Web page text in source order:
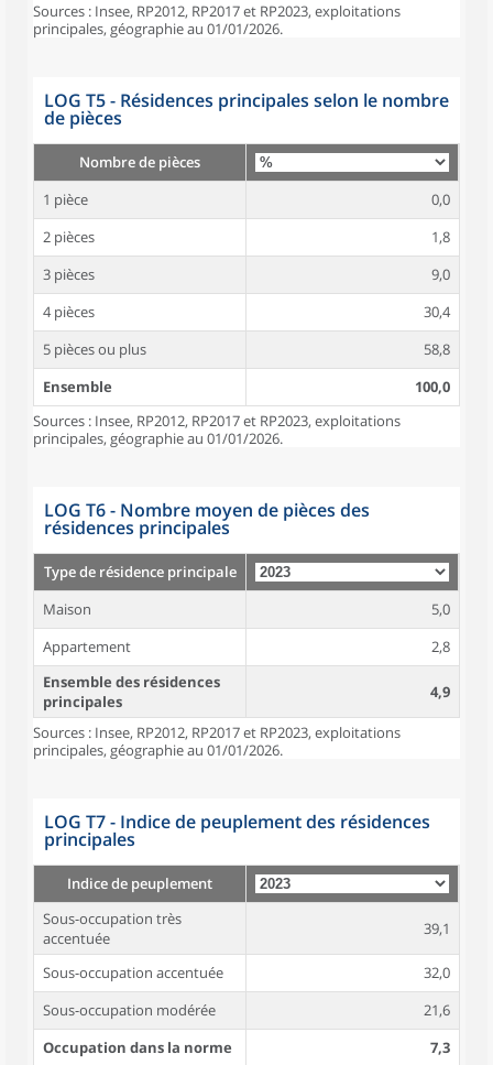
Sources : Insee, RP2012, RP2017 et RP2023, exploitations
principales, géographie au 01/01/2026.
LOG T5 - Résidences principales selon le nombre
de pièces
Nombre de pièces
1 pièce
0,0
2 pièces
1,8
3 pièces
9,0
4 pièces
30,4
5 pièces ou plus
58,8
Ensemble
100,0
Sources : Insee, RP2012, RP2017 et RP2023, exploitations
principales, géographie au 01/01/2026.
LOG T6 - Nombre moyen de pièces des
résidences principales
Type de résidence principale
Maison
5,0
Appartement
2,8
Ensemble des résidences
principales
4,9
Sources : Insee, RP2012, RP2017 et RP2023, exploitations
principales, géographie au 01/01/2026.
LOG T7 - Indice de peuplement des résidences
principales
Indice de peuplement
Sous-occupation très
accentuée
39,1
Sous-occupation accentuée
32,0
Sous-occupation modérée
21,6
Occupation dans la norme
7,3